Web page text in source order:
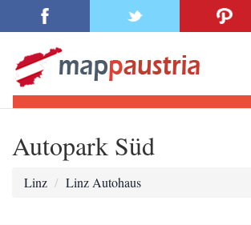
Autopark Süd
Linz Linz Autohaus